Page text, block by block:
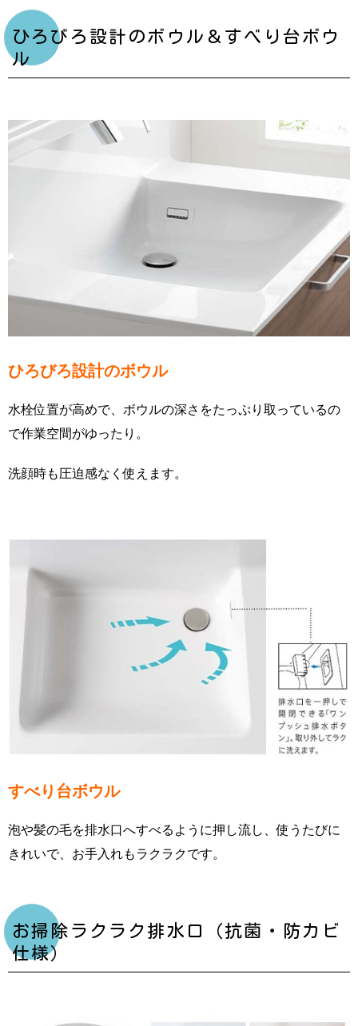
ひろびろ設計のボウル＆すべり台ボウ
ル
ひろびろ設計のボウル
水栓位置が高めで、ボウルの深さをたっぷり取っているの
で作業空間がゆったり。
洗顔時も圧迫感なく使えます。
すべり台ボウル
泡や髪の毛を排水口へすべるように押し流し、使うたびに
きれいで、お手入れもラクラクです。
お掃除ラクラク排水口（抗菌・防カビ
仕様）